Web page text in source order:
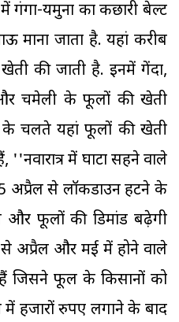
गंगा-यमुना का कछारी बेल्ट
माना जाता है. यहां करीब
की जाती है. इनमें गेंदा,
चमेली के फूलों की खेती
के चलते यहां फूलों की खेती
''नवारात्र में घाटा सहने वाले
अप्रैल से लॉकडाउन हटने के
और फूलों की डिमांड बढ़ेगी
अप्रैल और मई में होने वाले
हैं जिसने फूल के किसानों को
में हजारों रुपए लगाने के बाद